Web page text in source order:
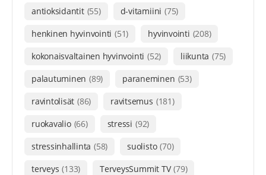
antioksidantit (55) d-vitamiini (75)
henkinen hyvinvointi (51) hyvinvointi (208)
kokonaisvaltainen hyvinvointi (52) liikunta (75)
palautuminen (89) paraneminen (53)
ravintolisät (86) ravitsemus (181)
ruokavalio (66) stressi (92)
stressinhallinta (58) suolisto (70)
terveys (133) TerveysSummit TV (79)